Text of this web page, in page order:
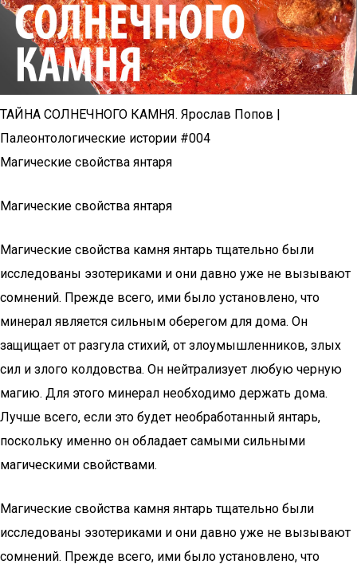
ТАЙНА СОЛНЕЧНОГО КАМНЯ. Ярослав Попов |
Палеонтологические истории #004
Магические свойства янтаря
Магические свойства янтаря
Магические свойства камня янтарь тщательно были
исследованы эзотериками и они давно уже не вызывают
сомнений. Прежде всего, ими было установлено, что
минерал является сильным оберегом для дома. Он
защищает от разгула стихий, от злоумышленников, злых
сил и злого колдовства. Он нейтрализует любую черную
магию. Для этого минерал необходимо держать дома.
Лучше всего, если это будет необработанный янтарь,
поскольку именно он обладает самыми сильными
магическими свойствами.
Магические свойства камня янтарь тщательно были
исследованы эзотериками и они давно уже не вызывают
сомнений. Прежде всего, ими было установлено, что